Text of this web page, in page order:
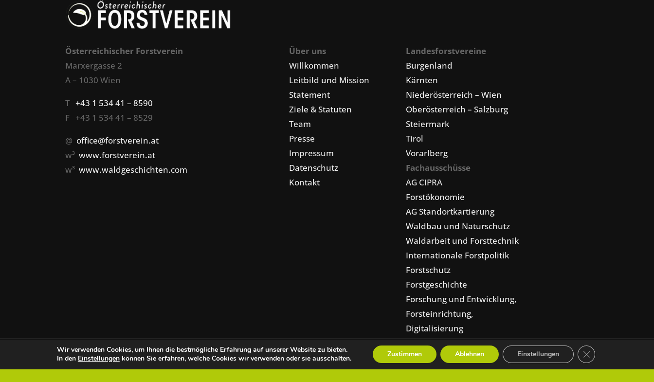
Österreichischer Forstverein
Marxergasse 2
A – 1030 Wien
T+43 1 534 41 – 8590
F +43 1 534 41 – 8529
@ office@forstverein.at
w³www.forstverein.at
w³www.waldgeschichten.com
Über uns
Willkommen
Leitbild und Mission
Statement
Ziele & Statuten
Team
Presse
Impressum
Datenschutz
Kontakt
Landesforstvereine
Burgenland
Kärnten
Niederösterreich – Wien
Oberösterreich – Salzburg
Steiermark
Tirol
Vorarlberg
Fachausschüsse
AG CIPRA
Forstökonomie
AG Standortkartierung
Waldbau und Naturschutz
Waldarbeit und Forsttechnik
Internationale Forstpolitik
Forstschutz
Forstgeschichte
Forschung und Entwicklung,
Forsteinrichtung,
Digitalisierung
Über uns Team Datenschutz Impressum Presse Kontakt
Wir verwenden Cookies, um Ihnen die bestmögliche Erfahrung auf unserer Website zu bieten.
In den Einstellungenkönnen Sie erfahren, welche Cookies wir verwenden oder sie ausschalten. Zustimmen Ablehnen Einstellungen GDPR Cookie-